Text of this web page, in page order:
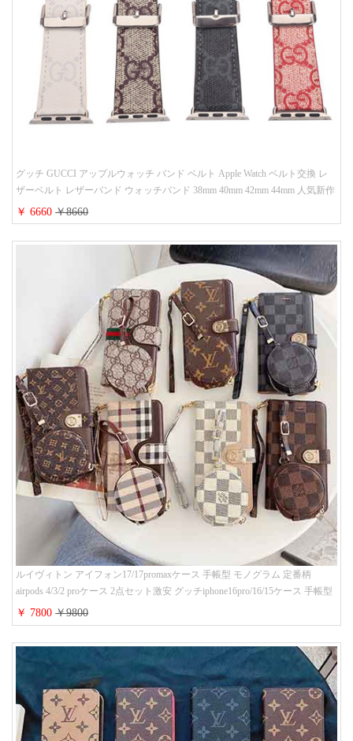
グッチ GUCCI アップルウォッチ バンド ベルト Apple Watch ベルト交換 レ
ザーベルト レザーバンド ウォッチバンド 38mm 40mm 42mm 44mm 人気新作
￥ 6660￥8660
ルイヴィトン アイフォン17/17promaxケース 手帳型 モノグラム 定番柄
airpods 4/3/2 proケース 2点セット激安 グッチiphone16pro/16/15ケース 手帳型
財布カード入り 多機能 ハイ ブランド Galaxy S25/S24/S23手帳カバー おすす
め
￥ 7800￥9800